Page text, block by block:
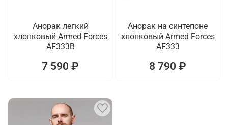
Анорак легкий
хлопковый Armed Forces
AF333B
7 590 ₽
Анорак на синтепоне
хлопковый Armed Forces
AF333
8 790 ₽